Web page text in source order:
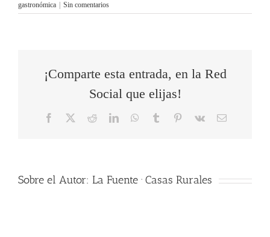
gastronómica
Sin comentarios
¡Comparte esta entrada, en la Red
Social que elijas!
Facebook RedditLinkedInWhatsApp
Tumblr Pinterest
Vk
Correo
Sobre el Autor: La Fuente · Casas Rurales